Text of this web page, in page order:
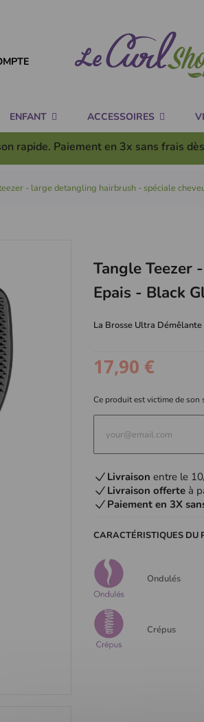
ENFANT ACCESSOIRES
rapide. Paiement en 3x sans frais
- large detangling hairbrush - spéciale
Tangle Teezer
Epais - Black
La Brosse Ultra
17,90 €
Ce produit est victime de son
Livraison entre le
Livraison offerte à
Paiement en 3X
CARACTÉRISTIQUES DU
Ondulés
Crépus